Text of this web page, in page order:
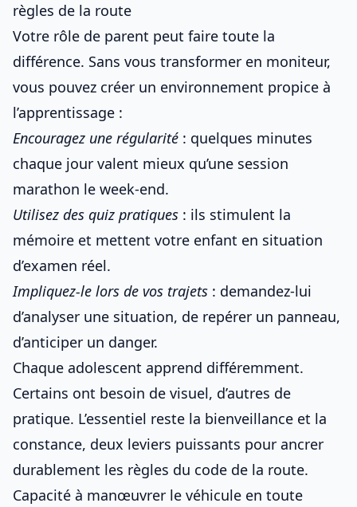
règles de la route
Votre rôle de parent peut faire toute la
différence. Sans vous transformer en moniteur,
vous pouvez créer un environnement propice à
l’apprentissage :
Encouragez une régularité : quelques minutes
chaque jour valent mieux qu’une session
marathon le week-end.
Utilisez des quiz pratiques : ils stimulent la
mémoire et mettent votre enfant en situation
d’examen réel.
Impliquez-le lors de vos trajets : demandez-lui
d’analyser une situation, de repérer un panneau,
d’anticiper un danger.
Chaque adolescent apprend différemment.
Certains ont besoin de visuel, d’autres de
pratique. L’essentiel reste la bienveillance et la
constance, deux leviers puissants pour ancrer
durablement les règles du code de la route.
Capacité à manœuvrer le véhicule en toute